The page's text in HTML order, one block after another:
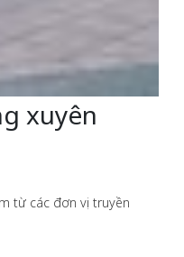
xuyên
từ các đơn vị truyền